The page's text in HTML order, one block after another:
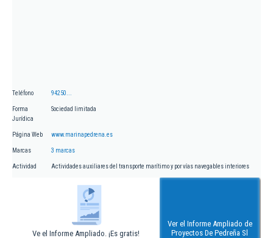
Teléfono 94250...
Forma
Jurídica
Sociedad limitada
Página Web www.marinapedrena.es
Marcas 3 marcas
Actividad Actividades auxiliares del transporte marítimo y por vías navegables interiores
Ve el Informe Ampliado. ¡Es gratis!
Ver el Informe Ampliado de
Proyectos De Pedreña Sl